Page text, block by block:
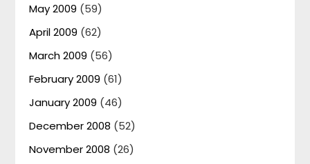
May 2009 (59)
April 2009 (62)
March 2009 (56)
February 2009 (61)
January 2009 (46)
December 2008 (52)
November 2008 (26)